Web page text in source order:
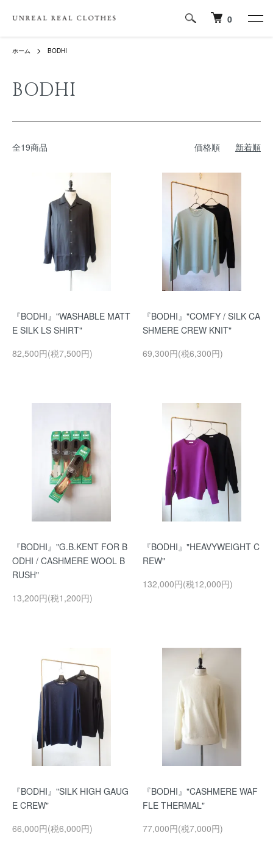
0
ホーム BODHI
BODHI
全19商品 価格順 新着順
『BODHI』"WASHABLE MATT
E SILK LS SHIRT"
82,500円(税7,500円)
『BODHI』"COMFY / SILK CA
SHMERE CREW KNIT"
69,300円(税6,300円)
『BODHI』"G.B.KENT FOR B
ODHI / CASHMERE WOOL B
RUSH"
13,200円(税1,200円)
『BODHI』"HEAVYWEIGHT C
REW"
132,000円(税12,000円)
『BODHI』"SILK HIGH GAUG
E CREW"
66,000円(税6,000円)
『BODHI』"CASHMERE WAF
FLE THERMAL"
77,000円(税7,000円)